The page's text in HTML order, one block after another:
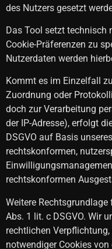
des Nutzers gesetzt
Das Tool setzt technisch
Cookie-Präferenzen zu
Nutzerdaten werden
Kommt es im Einzelfall
Zuordnung oder
doch zur Verarbeitung
der IP-Adresse), erfolgt
DSGVO auf Basis
rechtskonformen,
rechtskonformen
Weitere
Abs. 1 lit. c DSGVO. Wir
rechtlichen
notwendiger Cookies